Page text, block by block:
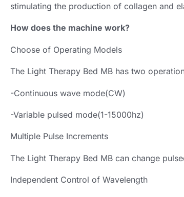
stimulating the production of collagen and
How does the machine work?
Choose of Operating Models
The Light Therapy Bed MB has two
-Continuous wave mode(CW)
-Variable pulsed mode(1-15000hz)
Multiple Pulse Increments
The Light Therapy Bed MB can change
Independent Control of Wavelength